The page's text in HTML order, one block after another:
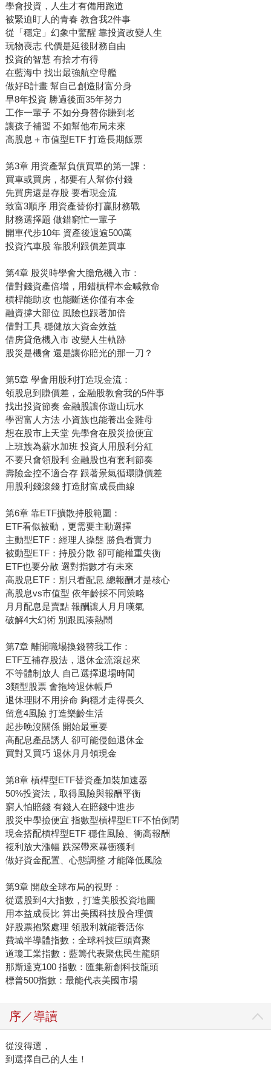
學會投資，人生才有備用跑道
被緊迫盯人的青春 教會我2件事
從「穩定」幻象中驚醒 靠投資改變人生
玩物喪志 代價是延後財務自由
投資的智慧 有捨才有得
在藍海中 找出最強航空母艦
做好B計畫 幫自己創造財富分身
早8年投資 勝過後面35年努力
工作一輩子 不如分身替你賺到老
讓孩子補習 不如幫他布局未來
高股息＋市值型ETF 打造長期飯票
第3章 用資產幫負債買單的第一課：
買車或買房，都要有人幫你付錢
先買房還是存股 要看現金流
致富3順序 用資產替你打贏財務戰
財務選擇題 做錯窮忙一輩子
開車代步10年 資產後退逾500萬
投資汽車股 靠股利跟價差買車
第4章 股災時學會大膽危機入市：
借對錢資產倍增，用錯槓桿本金喊救命
槓桿能助攻 也能斷送你僅有本金
融資撐大部位 風險也跟著加倍
借對工具 穩健放大資金效益
借房貸危機入市 改變人生軌跡
股災是機會 還是讓你賠光的那一刀？
第5章 學會用股利打造現金流：
領股息到賺價差，金融股教會我的5件事
找出投資節奏 金融股讓你遊山玩水
學習富人方法 小資族也能養出金雞母
想在股市上天堂 先學會在股災撿便宜
上班族為薪水加班 投資人用股利分紅
不要只會領股利 金融股也有套利節奏
壽險金控不適合存 跟著景氣循環賺價差
用股利錢滾錢 打造財富成長曲線
第6章 靠ETF擴散持股範圍：
ETF看似被動，更需要主動選擇
主動型ETF：經理人操盤 勝負看實力
被動型ETF：持股分散 卻可能權重失衡
ETF也要分散 選對指數才有未來
高股息ETF：別只看配息 總報酬才是核心
高股息vs市值型 依年齡採不同策略
月月配息是賣點 報酬讓人月月嘆氣
破解4大幻術 別跟風湊熱鬧
第7章 離開職場換錢替我工作：
ETF互補存股法，退休金流滾起來
不等體制放人 自己選擇退場時間
3類型股票 會拖垮退休帳戶
退休理財不用拚命 夠穩才走得長久
留意4風險 打造樂齡生活
起步晚沒關係 開始最重要
高配息產品誘人 卻可能侵蝕退休金
買對又買巧 退休月月領現金
第8章 槓桿型ETF替資產加裝加速器
50%投資法，取得風險與報酬平衡
窮人怕賠錢 有錢人在賠錢中進步
股災中學撿便宜 指數型槓桿型ETF不怕倒閉
現金搭配槓桿型ETF 穩住風險、衝高報酬
複利放大漲幅 跌深帶來暴衝獲利
做好資金配置、心態調整 才能降低風險
第9章 開啟全球布局的視野：
從選股到4大指數，打造美股投資地圖
用本益成長比 算出美國科技股合理價
好股票抱緊處理 領股利就能養活你
費城半導體指數：全球科技巨頭齊聚
道瓊工業指數：藍籌代表聚焦民生龍頭
那斯達克100 指數：匯集新創科技龍頭
標普500指數：最能代表美國市場
序／導讀
從沒得選，
到選擇自己的人生！